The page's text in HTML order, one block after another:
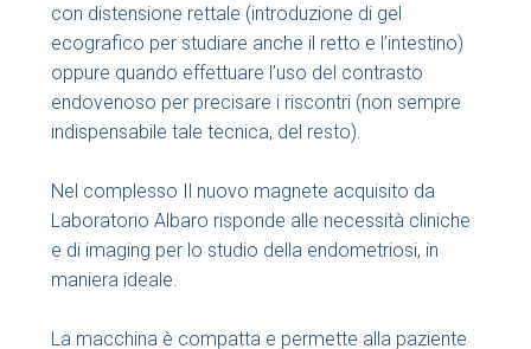
con distensione rettale (introduzione di gel
ecografico per studiare anche il retto e l’intestino)
oppure quando effettuare l’uso del contrasto
endovenoso per precisare i riscontri (non sempre
indispensabile tale tecnica, del resto).
Nel complesso Il nuovo magnete acquisito da
Laboratorio Albaro risponde alle necessità cliniche
e di imaging per lo studio della endometriosi, in
maniera ideale.
La macchina è compatta e permette alla paziente